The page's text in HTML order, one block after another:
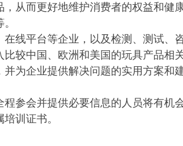
从而更好地维护消费者的权益和健
线平台等企业，以及检测、测试、
较中国、欧洲和美国的玩具产品相
为企业提供解决问题的实用方案和建
参会并提供必要信息的人员将有机
训证书。